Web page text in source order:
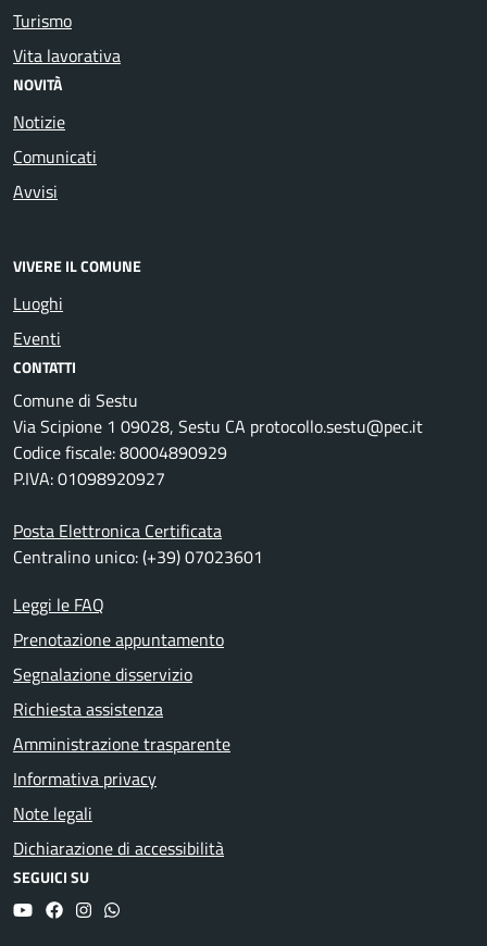
Turismo
Vita lavorativa
NOVITÀ
Notizie
Comunicati
Avvisi
VIVERE IL COMUNE
Luoghi
Eventi
CONTATTI
Comune di Sestu
Via Scipione 1 09028, Sestu CA protocollo.sestu@pec.it
Codice fiscale: 80004890929
P.IVA: 01098920927
Posta Elettronica Certificata
Centralino unico: (+39) 07023601
Leggi le FAQ
Prenotazione appuntamento
Segnalazione disservizio
Richiesta assistenza
Amministrazione trasparente
Informativa privacy
Note legali
Dichiarazione di accessibilità
SEGUICI SU
YouTubeFacebookInstagram
Whatsapp